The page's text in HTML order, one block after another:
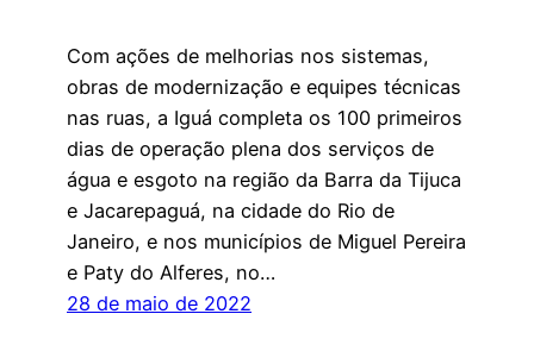
Com ações de melhorias nos sistemas,
obras de modernização e equipes técnicas
nas ruas, a Iguá completa os 100 primeiros
dias de operação plena dos serviços de
água e esgoto na região da Barra da Tijuca
e Jacarepaguá, na cidade do Rio de
Janeiro, e nos municípios de Miguel Pereira
e Paty do Alferes, no…
28 de maio de 2022